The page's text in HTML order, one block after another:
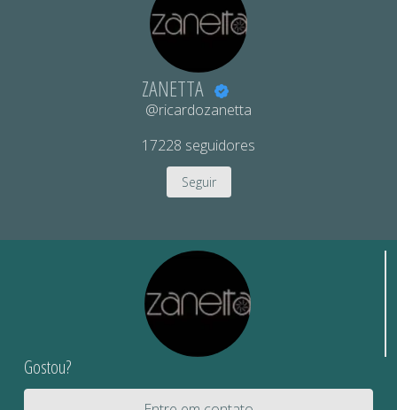
ZANETTA
@ricardozanetta
17228 seguidores
Seguir
Gostou?